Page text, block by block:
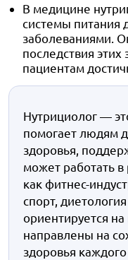
В медицине
системы питания
заболеваниями.
последствия
пациентам
Нутрициолог —
помогает людям
здоровья,
может работать в
как фитнес-
спорт,
ориентируется
направлены на
здоровья